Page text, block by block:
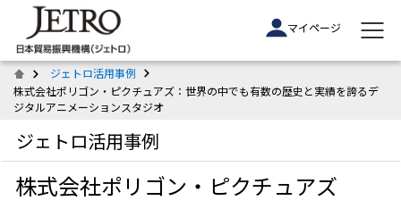
マイページ
ジェトロ活用事例
株式会社ポリゴン・ピクチュアズ：世界の中でも有数の歴史と実績を誇るデ
ジタルアニメーションスタジオ
ジェトロ活用事例
株式会社ポリゴン・ピクチュアズ